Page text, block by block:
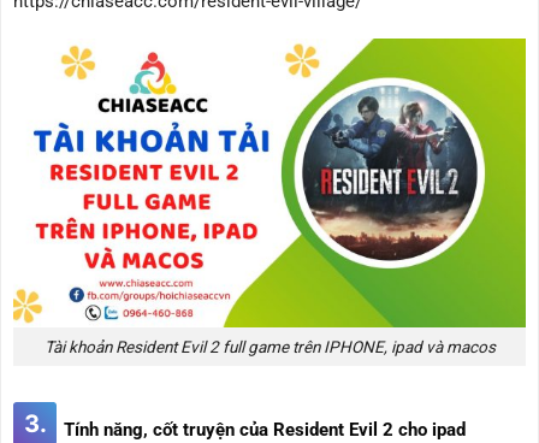
Tài khoản Resident Evil 2 full game trên IPHONE, ipad và macos
3. Tính năng, cốt truyện của Resident Evil 2 cho ipad